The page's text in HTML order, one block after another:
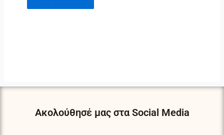
Ακολούθησέ μας στα Social Media